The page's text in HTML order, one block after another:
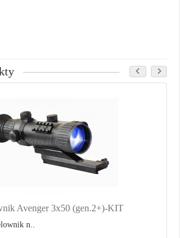
Avenger 3x50 (gen.2+)-KIT
n..